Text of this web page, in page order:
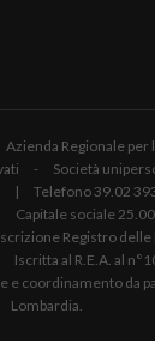
Regionale per
- Società
| Telefono 39.02
Capitale sociale
Registro
al R.E.A. al
e coordinamento da
Lombardia.